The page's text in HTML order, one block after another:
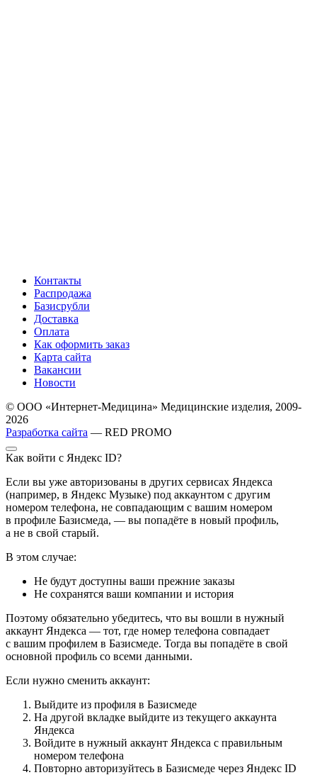
Контакты
Распродажа
Базисрубли
Доставка
Оплата
Как оформить заказ
Карта сайта
Вакансии
Новости
© ООО «Интернет-Медицина» Медицинские изделия, 2009-
2026
Разработка сайта — RED PROMO
Как войти с Яндекс ID?
Если вы уже авторизованы в других сервисах Яндекса
(например, в Яндекс Музыке) под аккаунтом с другим
номером телефона, не совпадающим с вашим номером
в профиле Базисмеда, — вы попадёте в новый профиль,
а не в свой старый.
В этом случае:
Не будут доступны ваши прежние заказы
Не сохранятся ваши компании и история
Поэтому обязательно убедитесь, что вы вошли в нужный
аккаунт Яндекса — тот, где номер телефона совпадает
с вашим профилем в Базисмеде. Тогда вы попадёте в свой
основной профиль со всеми данными.
Если нужно сменить аккаунт:
Выйдите из профиля в Базисмеде
На другой вкладке выйдите из текущего аккаунта
Яндекса
Войдите в нужный аккаунт Яндекса с правильным
номером телефона
Повторно авторизуйтесь в Базисмеде через Яндекс ID